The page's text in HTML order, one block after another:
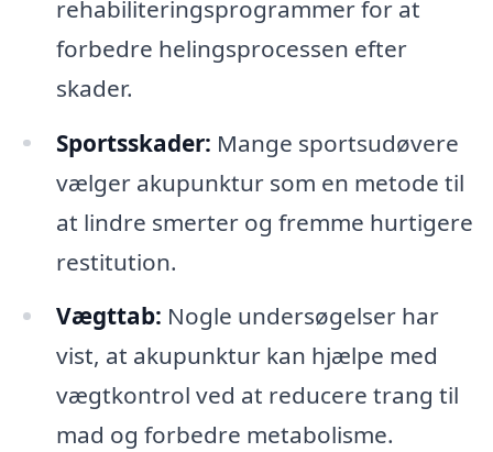
rehabiliteringsprogrammer for at
forbedre helingsprocessen efter
skader.
Sportsskader: Mange sportsudøvere
vælger akupunktur som en metode til
at lindre smerter og fremme hurtigere
restitution.
Vægttab: Nogle undersøgelser har
vist, at akupunktur kan hjælpe med
vægtkontrol ved at reducere trang til
mad og forbedre metabolisme.